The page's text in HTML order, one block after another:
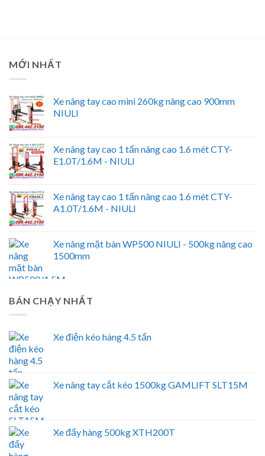
MỚI NHẤT
Xe nâng tay cao mini 260kg nâng cao 900mm
NIULI
Xe nâng tay cao 1 tấn nâng cao 1.6 mét CTY-
E1.0T/1.6M - NIULI
Xe nâng tay cao 1 tấn nâng cao 1.6 mét CTY-
A1.0T/1.6M - NIULI
Xe nâng mặt bàn WP500 NIULI - 500kg nâng cao
1500mm
BÁN CHẠY NHẤT
Xe điện kéo hàng 4.5 tấn
Xe nâng tay cắt kéo 1500kg GAMLIFT SLT15M
Xe đẩy hàng 500kg XTH200T